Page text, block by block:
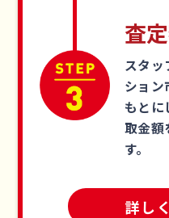
査
スタッ
ション
もとに
取金額
す。
詳し